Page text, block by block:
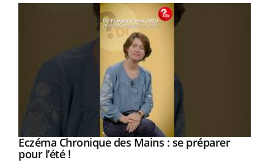
Youtube
Eczéma Chronique des Mains : se préparer
pour l’été !Youtube